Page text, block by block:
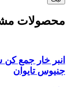
محصولات
جنیوس تایوان